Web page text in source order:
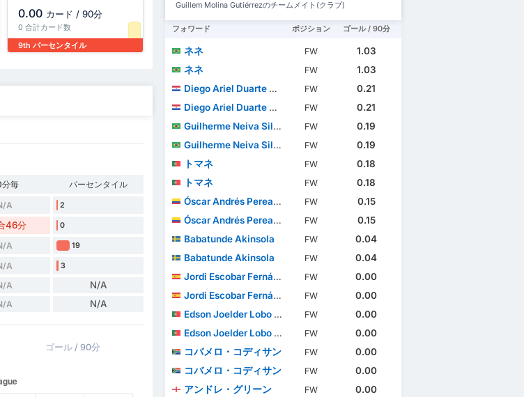
0.00 カード / 90分
0 合計カード数
9th パーセンタイル
毎
パーセンタイル
A 2
46分 0
A 19
A 3
A N/A
A N/A
ゴール / 90分
Guillem Molina Gutiérrezのチームメイト(クラブ)
フォワード ポジション ゴール / 90分
ネネ FW
1.03
ネネ
FW
1.03
Diego Ariel Duarte Garcete
FW
0.21
Diego Ariel Duarte Garcete
FW
0.21
Guilherme Neiva Silva
FW
0.19
Guilherme Neiva Silva
FW
0.19
トマネ
FW
0.18
トマネ
FW
0.18
Óscar Andrés Perea Abonce
FW
0.15
Óscar Andrés Perea Abonce
FW
0.15
Babatunde Akinsola
FW
0.04
Babatunde Akinsola
FW
0.04
Jordi Escobar Fernández
FW
0.00
Jordi Escobar Fernández
FW
0.00
Edson Joelder Lobo Mucuana
FW
0.00
Edson Joelder Lobo Mucuana
FW
0.00
コバメロ・コディサン
FW
0.00
コバメロ・コディサン
FW
0.00
アンドレ・グリーン
FW
0.00